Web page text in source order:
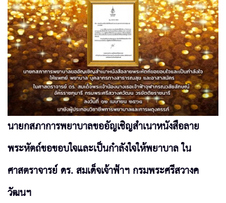
นายกสภาการพยาบาลขออัญเชิญสำเนาหนังสือลาย
พระหัตถ์ขอขอบใจและเป็นกำลังใจให้พยาบาล ใน
ศาสตราจารย์ ดร. สมเด็จเจ้าฟ้าฯ กรมพระศรีสวางค
วัฒนฯ